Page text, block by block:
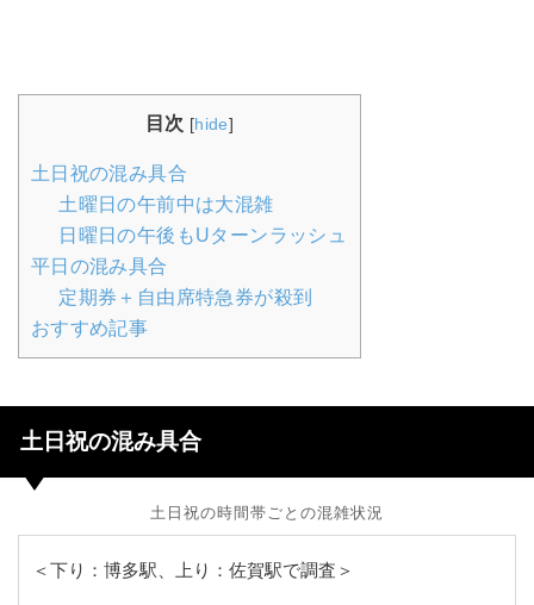
目次 [hide]
土日祝の混み具合
土曜日の午前中は大混雑
日曜日の午後もUターンラッシュ
平日の混み具合
定期券＋自由席特急券が殺到
おすすめ記事
土日祝の混み具合
土日祝の時間帯ごとの混雑状況
＜下り：博多駅、上り：佐賀駅で調査＞